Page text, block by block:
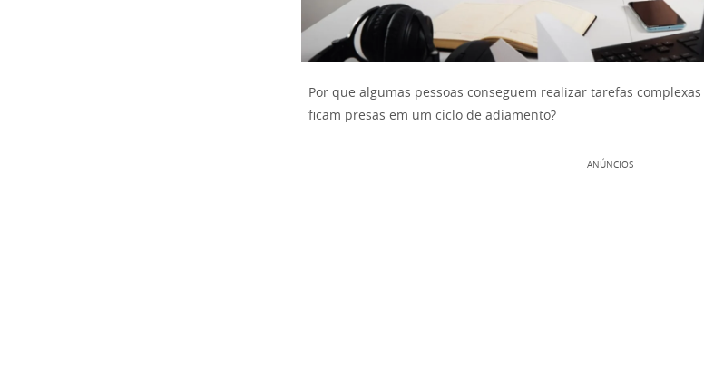
Por que algumas pessoas conseguem realizar tarefas
ficam presas em um ciclo de adiamento?
ANÚNCIOS